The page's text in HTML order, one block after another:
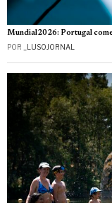
Mundial2026: Portugal
POR _LUSOJORNAL